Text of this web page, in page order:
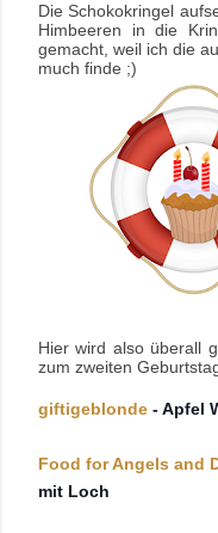
Die Schokokringel
Himbeeren in die
gemacht, weil ich die
much finde ;)
Hier wird also überall
zum zweiten
giftigeblonde - Apfel
Food for Angels and
mit Loch